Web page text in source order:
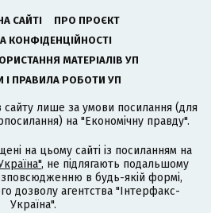
САЙТІ
ПРО ПРОЄКТ
КОНФІДЕНЦІЙНОСТІ
МАТЕРІАЛІВ УП
І ПРАВИЛА РОБОТИ УП
сайту лише за умови посилання (для
на "Економічну правду".
на цьому сайті із посиланням на
, не підлягають подальшому
в будь-якій формі,
дозволу агентства "Інтерфакс-
Україна".